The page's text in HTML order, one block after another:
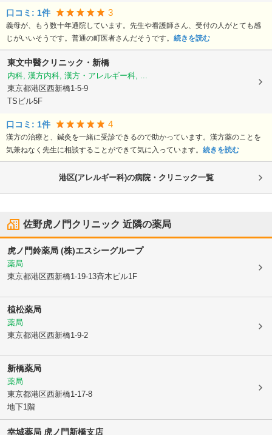
口コミ: 1件 3
義母が、もう数十年通院しています。先生や看護師さん、受付の人がとても感
じがいいそうです。普通の町医者さんだそうです。 続きを読む
東文中醫クリニック・新橋
内科, 漢方内科, 漢方・アレルギー科, ...
東京都港区西新橋1-5-9
TSビル5F
口コミ: 1件 4
漢方の治療と、鍼灸を一緒に受診できるので助かっています。漢方薬のことを
気兼ねなく先生に相談することができて気に入っています。 続きを読む
港区(アレルギー科)の病院・クリニック一覧
佐野虎ノ門クリニック 近隣の薬局
虎ノ門鈴薬局 (株)エスシーグループ
薬局
東京都港区西新橋1-19-13斉木ビル1F
植松薬局
薬局
東京都港区西新橋1-9-2
新橋薬局
薬局
東京都港区西新橋1-17-8
地下1階
幸城薬局 虎ノ門新橋支店